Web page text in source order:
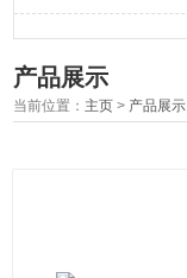
产品展示
当前位置： 主页 > 产品展示